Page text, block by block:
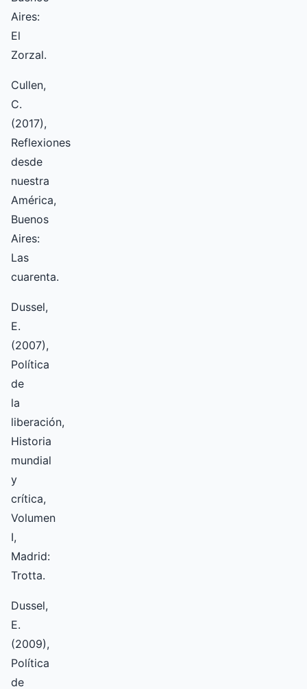
Aires:
El
Zorzal.
Cullen,
C.
(2017),
Reflexiones
desde
nuestra
América,
Buenos
Aires:
Las
cuarenta.
Dussel,
E.
(2007),
Política
de
la
liberación,
Historia
mundial
y
crítica,
Volumen
I,
Madrid:
Trotta.
Dussel,
E.
(2009),
Política
de